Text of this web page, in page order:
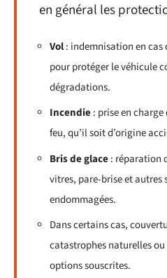
en général les
Vol: indemnisation en
pour protéger le véhicule
dégradations.
Incendie: prise en
feu, qu’il soit d’origine
Bris de glace: réparation
vitres, pare-brise et autres
endommagées.
Dans certains cas,
catastrophes naturelles
options souscrites.